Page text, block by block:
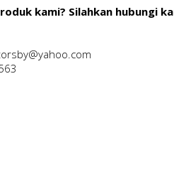
kami? Silahkan hubungi